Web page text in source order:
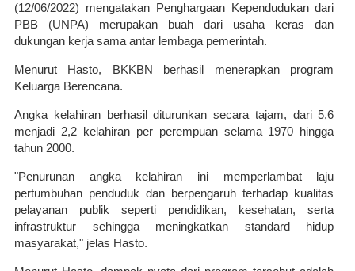
(12/06/2022) mengatakan Penghargaan Kependudukan dari
PBB (UNPA) merupakan buah dari usaha keras dan
dukungan kerja sama antar lembaga pemerintah.
Menurut Hasto, BKKBN berhasil menerapkan program
Keluarga Berencana.
Angka kelahiran berhasil diturunkan secara tajam, dari 5,6
menjadi 2,2 kelahiran per perempuan selama 1970 hingga
tahun 2000.
"Penurunan angka kelahiran ini memperlambat laju
pertumbuhan penduduk dan berpengaruh terhadap kualitas
pelayanan publik seperti pendidikan, kesehatan, serta
infrastruktur sehingga meningkatkan standard hidup
masyarakat," jelas Hasto.